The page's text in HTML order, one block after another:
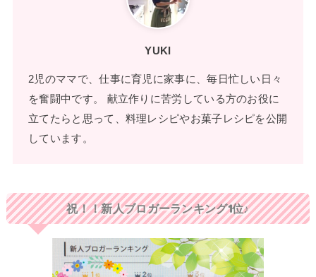
YUKI
2児のママで、仕事に育児に家事に、毎日忙しい日々
を奮闘中です。 献立作りに苦労している方のお役に
立てたらと思って、料理レシピやお菓子レシピを公開
しています。
祝！！新人ブロガーランキング1位♪